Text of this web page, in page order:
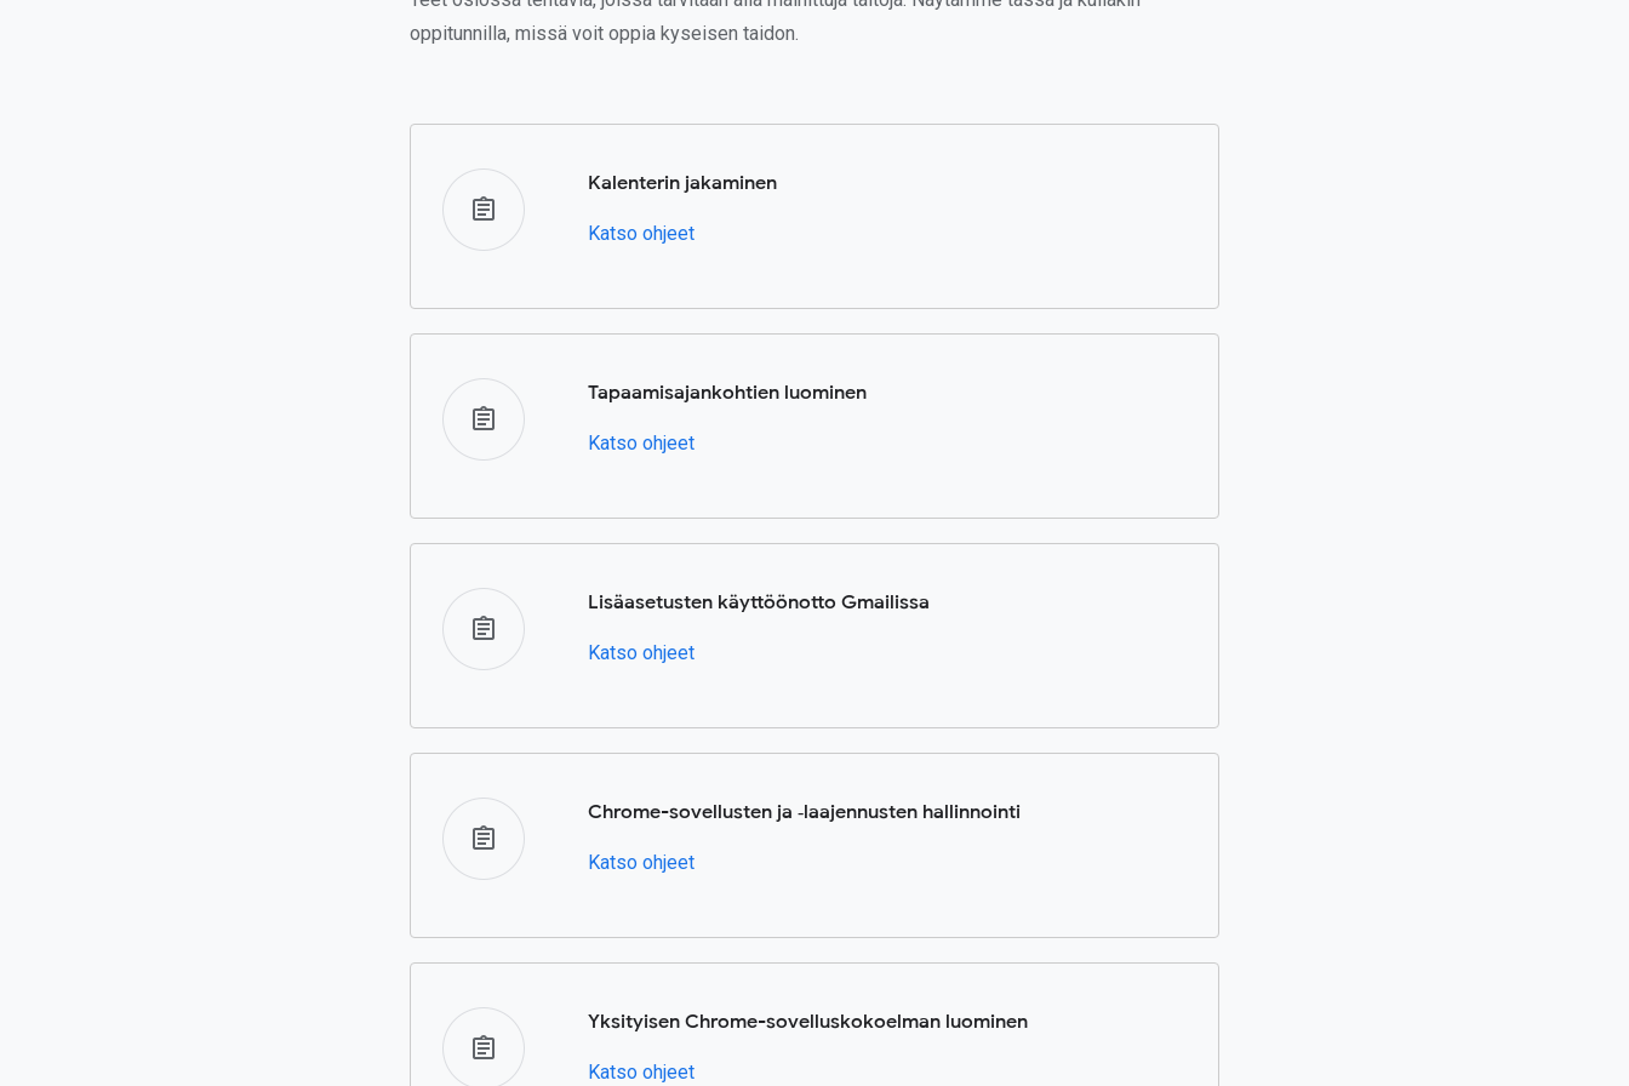
oppitunnilla, missä voit oppia kyseisen taidon.
Kalenterin jakaminen
Katso ohjeet
Tapaamisajankohtien luominen
Katso ohjeet
Lisäasetusten käyttöönotto Gmailissa
Katso ohjeet
Chrome-sovellusten ja ‑laajennusten hallinnointi
Katso ohjeet
Yksityisen Chrome-sovelluskokoelman luominen
Katso ohjeet